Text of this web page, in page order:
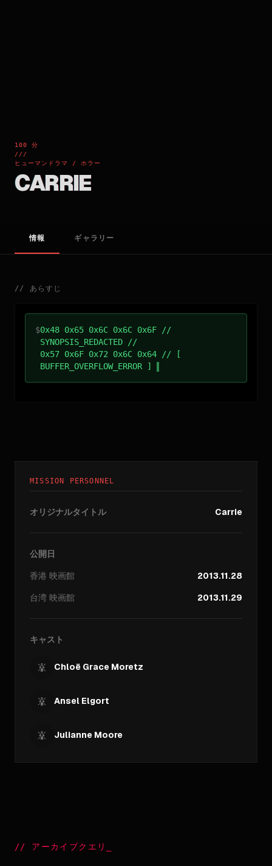
100 分
///
ヒューマンドラマ / ホラー
CARRIE
情報 ギャラリー
// あらすじ
$0x48 0x65 0x6C 0x6C 0x6F //
SYNOPSIS_REDACTED //
0x57 0x6F 0x72 0x6C 0x64 // [
BUFFER_OVERFLOW_ERROR ]
MISSION PERSONNEL
オリジナルタイトル Carrie
公開日
香港 映画館
2013.11.28
台湾 映画館 2013.11.29
キャスト
Chloë Grace Moretz
Ansel Elgort
Julianne Moore
// アーカイブクエリ